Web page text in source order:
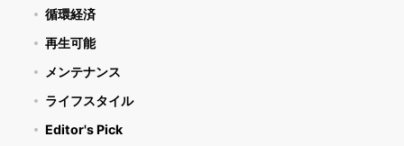
循環経済
再生可能
メンテナンス
ライフスタイル
Editor's Pick